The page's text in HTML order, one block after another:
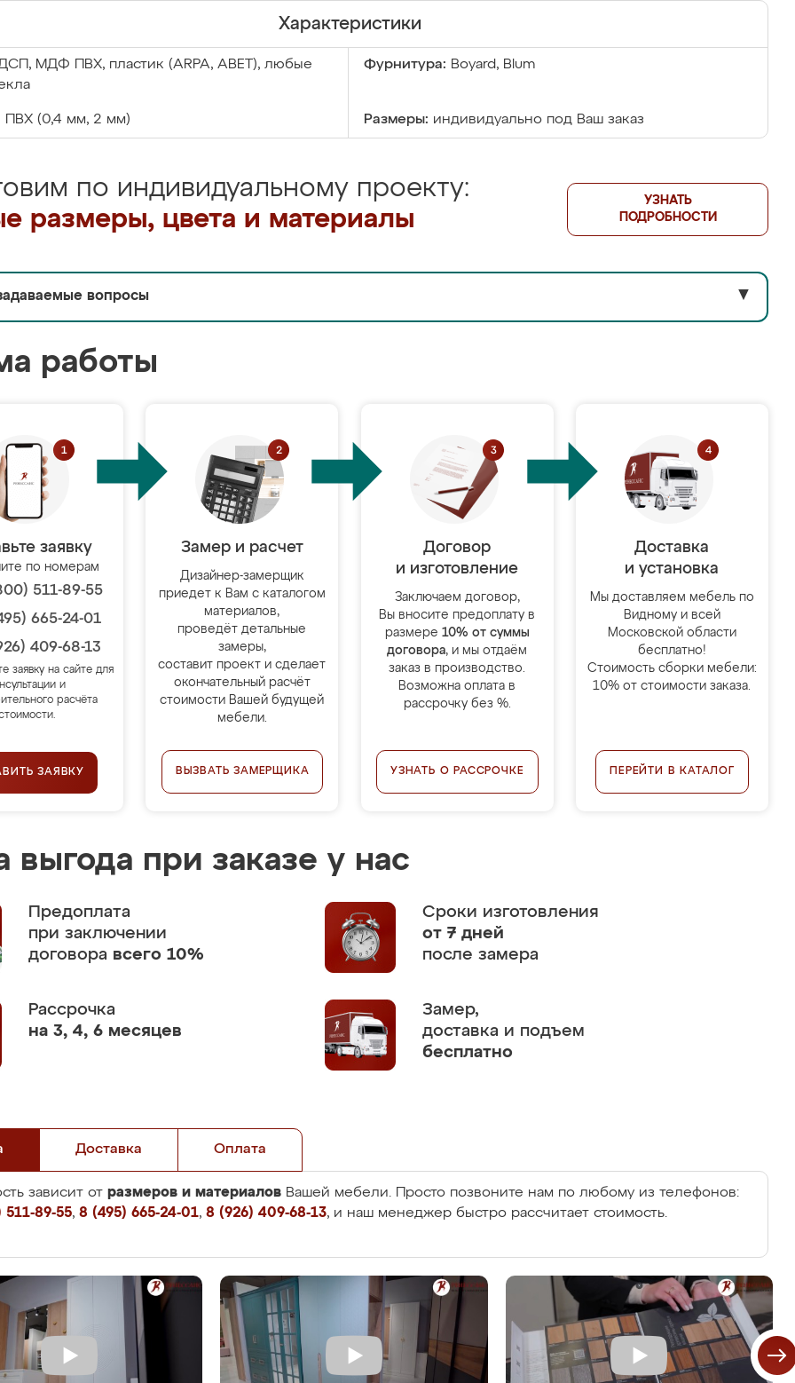
Характеристики
МДФ ПВХ, пластик (ARPA, ABET), любые
Фурнитура: Boyard, Blum
ПВХ (0,4 мм, 2 мм) Размеры: индивидуально под Ваш заказ
по индивидуальному проекту:
размеры, цвета и материалы
УЗНАТЬ
ПОДРОБНОСТИ
вопросы ▼
работы
заявку
по номерам
511-89-55
665-24-01
409-68-13
заявку на сайте для
и
расчёта
ЗАЯВКУ
Замер и расчет
Дизайнер-замерщик
приедет к Вам с каталогом
материалов,
проведёт детальные
замеры,
составит проект и сделает
окончательный расчёт
стоимости Вашей будущей
мебели.
ВЫЗВАТЬ ЗАМЕРЩИКА
Договор
и изготовление
Заключаем договор,
Вы вносите предоплату в
размере 10% от суммы
договора, и мы отдаём
заказ в производство.
Возможна оплата в
рассрочку без %.
УЗНАТЬ О РАССРОЧКЕ
Доставка
и установка
Мы доставляем мебель по
Видному и всей
Московской области
бесплатно!
Стоимость сборки мебели:
10% от стоимости заказа.
ПЕРЕЙТИ В КАТАЛОГ
выгода при заказе у нас
Предоплата
при заключении
договора всего 10%
Сроки изготовления
от 7 дней
после замера
Рассрочка
на 3, 4, 6 месяцев
Замер,
доставка и подъем
бесплатно
Доставка Оплата
зависит от размеров и материалов Вашей мебели. Просто позвоните нам по любому из телефонов:
89-55, 8 (495) 665-24-01, 8 (926) 409-68-13, и наш менеджер быстро рассчитает стоимость.